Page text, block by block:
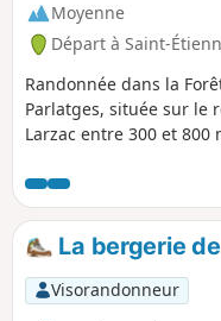
Moyenne
Départ à Saint-
Randonnée dans la
Parlatges, située sur le
Larzac entre 300 et
survolée d'aigles
plusieurs espèces
tachetée. Au
avec en particulier la
d'un grand nombre
La bergerie
Visorandonneur